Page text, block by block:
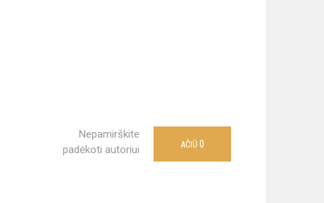
Nepamirškite
padėkoti autoriui
AČIŪ 0